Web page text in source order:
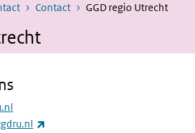
Contact GGD regio Utrecht